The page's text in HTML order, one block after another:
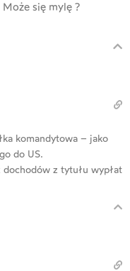
się mylę ?
komandytowa – jako
do US.
z tytułu wypłat